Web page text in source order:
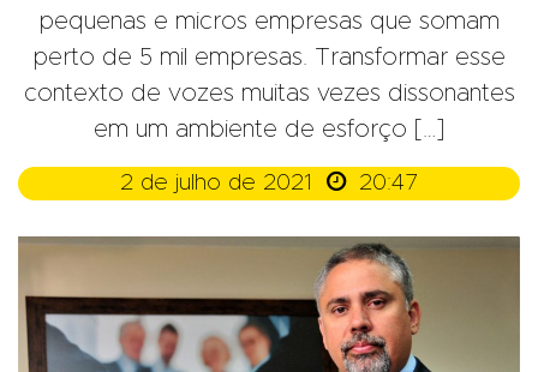
pequenas e micros empresas que somam
perto de 5 mil empresas. Transformar esse
contexto de vozes muitas vezes dissonantes
em um ambiente de esforço […]
2 de julho de 2021  20:47